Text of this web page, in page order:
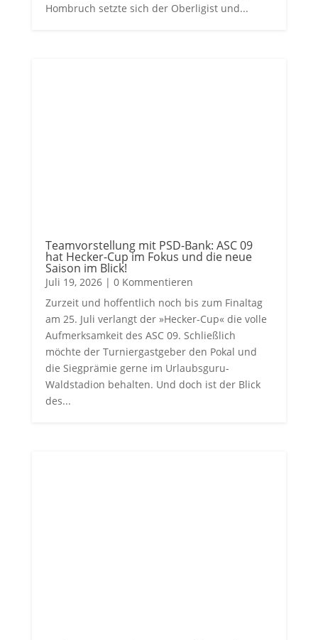
Hombruch setzte sich der Oberligist und...
Teamvorstellung mit PSD-Bank: ASC 09
hat Hecker-Cup im Fokus und die neue
Saison im Blick!
Juli 19, 2026| 0 Kommentieren
Zurzeit und hoffentlich noch bis zum Finaltag
am 25. Juli verlangt der »Hecker-Cup« die volle
Aufmerksamkeit des ASC 09. Schließlich
möchte der Turniergastgeber den Pokal und
die Siegprämie gerne im Urlaubsguru-
Waldstadion behalten. Und doch ist der Blick
des...